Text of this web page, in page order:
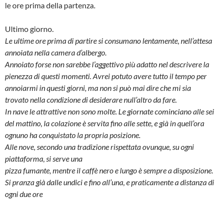
le ore prima della partenza.
Ultimo giorno.
Le ultime ore prima di partire si consumano lentamente, nell’attesa
annoiatanella camera d’albergo.
Annoiato forse non sarebbe l’aggettivo più adatto nel descrivere la
pienezzadi questi momenti. Avrei potuto avere tutto il tempo per
annoiarmi in questi giorni, ma non si può mai dire che mi sia
trovato nella condizione di desiderare null’altroda fare.
In nave le attrattive non sono molte. Le giornate cominciano alle sei
del mattino, la colazione è servita fino alle sette, e già in quell’ora
ognuno ha conquistato lapropria posizione.
Alle nove, secondo una tradizione rispettata ovunque, su ogni
piattaforma, si serve una
pizza fumante, mentre il caffè nero e lungo è sempre a disposizione.
Si pranza già dalle undici e fino all’una, e praticamente a distanza di
ogni due ore